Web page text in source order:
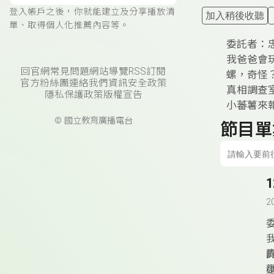
登入帳戶之後，你就能建立及分享播放清
單、取得個人化推薦內容等。
回官網常見問題網站導覽RSS訂閱
官方粉絲團連絡我們 資訊安全政策
隱私保護政策版權宣告
© 國立教育廣播電台
加入稍後收聽
委託者：
我爸爸會
螺，奇怪
真相調查
小蕃薯來
節目